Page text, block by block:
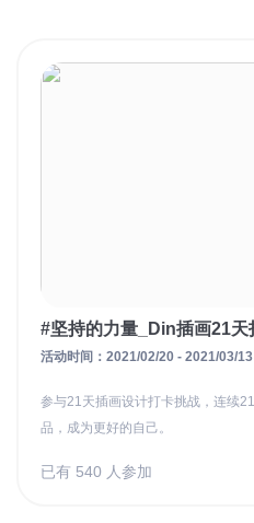
#坚持的力量_Din插画21天
活动时间：2021/02/20 - 2021/03/13
参与21天插画设计打卡挑战，连续
品，成为更好的自己。
已有 540 人参加